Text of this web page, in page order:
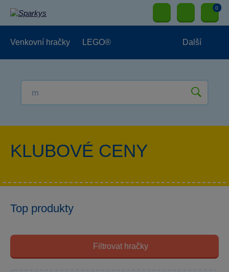
0
Venkovní hračky LEGO® Další
KLUBOVÉ CENY
Top produkty
Filtrovat hračky